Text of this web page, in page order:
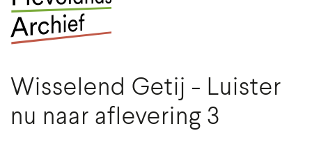
Wisselend Getij - Luister
nu naar aflevering 3